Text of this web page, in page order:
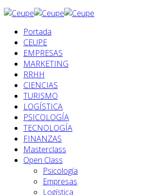
Portada
CEUPE
EMPRESAS
MARKETING
RRHH
CIENCIAS
TURISMO
LOGÍSTICA
PSICOLOGÍA
TECNOLOGÍA
FINANZAS
Masterclass
Open Class
Psicología
Empresas
Logística